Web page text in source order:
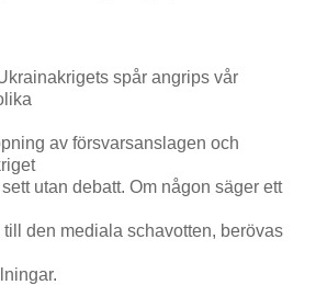
spår angrips vår
av försvarsanslagen och
utan debatt. Om någon säger ett
den mediala schavotten, berövas